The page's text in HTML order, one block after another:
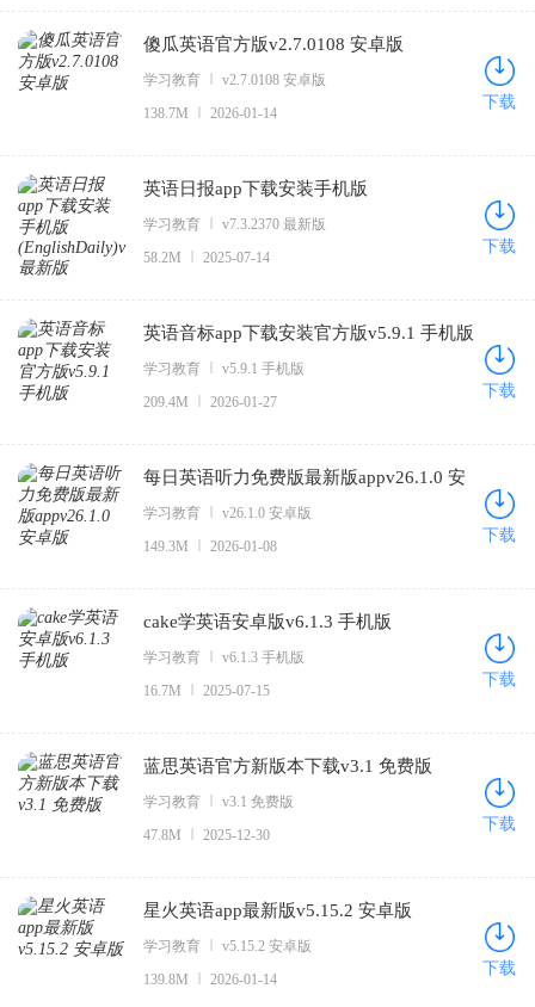
傻瓜英语官方版v2.7.0108 安卓版
学习教育
v2.7.0108 安卓版
138.7M
2026-01-14
下载
英语日报app下载安装手机版
(EnglishDaily)v7.3.2370 最新版
学习教育
v7.3.2370 最新版
58.2M
2025-07-14
下载
英语音标app下载安装官方版v5.9.1 手机版
学习教育
v5.9.1 手机版
209.4M
2026-01-27
下载
每日英语听力免费版最新版appv26.1.0 安
卓版
学习教育
v26.1.0 安卓版
149.3M
2026-01-08
下载
cake学英语安卓版v6.1.3 手机版
学习教育
v6.1.3 手机版
16.7M
2025-07-15
下载
蓝思英语官方新版本下载v3.1 免费版
学习教育
v3.1 免费版
47.8M
2025-12-30
下载
星火英语app最新版v5.15.2 安卓版
学习教育
v5.15.2 安卓版
139.8M
2026-01-14
下载